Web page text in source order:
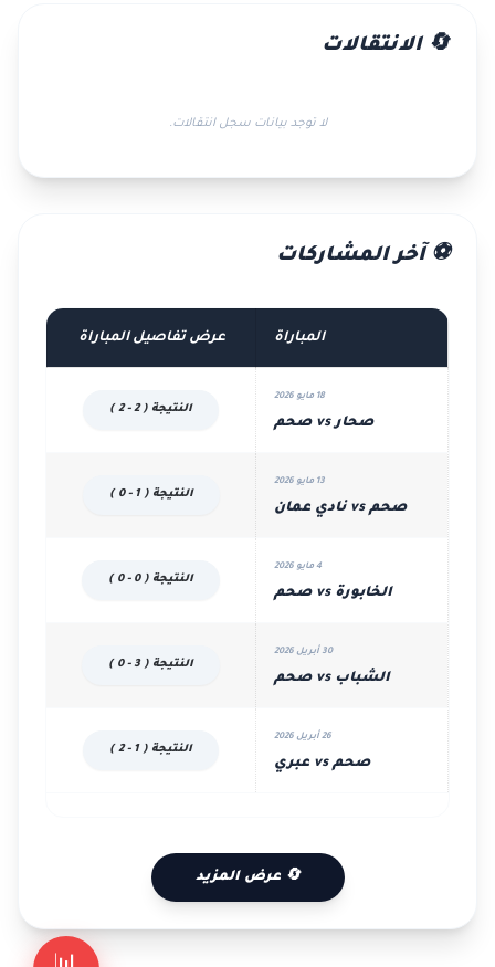
🔄 الانتقالات
لا توجد بيانات سجل انتقالات.
⚽ آخر المشاركات
المباراة عرض تفاصيل المباراة
18 مايو 2026
صحار vs صحم
النتيجة ( 2 - 2 )
13 مايو 2026
صحم vs نادي عمان
النتيجة ( 1 - 0 )
4 مايو 2026
الخابورة vs صحم
النتيجة ( 0 - 0 )
30 أبريل 2026
الشباب vs صحم
النتيجة ( 3 - 0 )
26 أبريل 2026
صحم vs عبري
النتيجة ( 1 - 2 )
🔄 عرض المزيد